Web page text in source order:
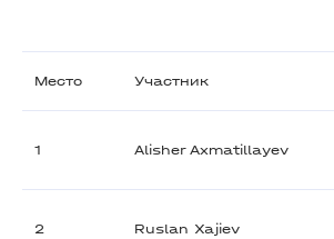
Место Участник
1 Alisher Axmatillayev
2 Ruslan Xajiev